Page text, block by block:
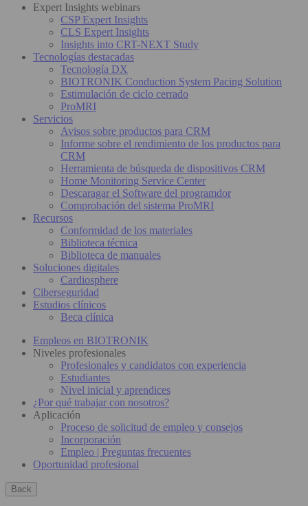
Expert Insights webinars
CSP Expert Insights
CLS Expert Insights
Insights into CRT-NEXT Study
Tecnologías destacadas
Tecnología DX
BIOTRONIK Conduction System Pacing Solution
Estimulación de ciclo cerrado
ProMRI
Servicios
Avisos sobre productos para CRM
Informe sobre el rendimiento de los productos para
CRM
Herramienta de búsqueda de dispositivos CRM
Home Monitoring Service Center
Descaragar el Software del programdor
Comprobación del sistema ProMRI
Recursos
Conformidad de los materiales
Biblioteca técnica
Biblioteca de manuales
Soluciones digitales
Cardiosphere
Ciberseguridad
Estudios clínicos
Beca clínica
Empleos en BIOTRONIK
Niveles profesionales
Profesionales y candidatos con experiencia
Estudiantes
Nivel inicial y aprendices
¿Por qué trabajar con nosotros?
Aplicación
Proceso de solicitud de empleo y consejos
Incorporación
Empleo | Preguntas frecuentes
Oportunidad profesional
Back